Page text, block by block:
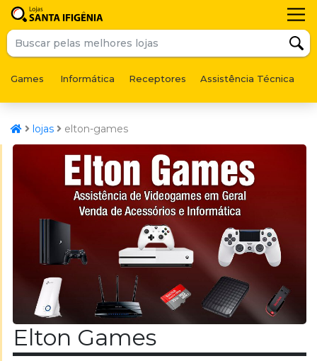
Games Informática Receptores Assistência Técnica
lojas elton-games
Elton Games